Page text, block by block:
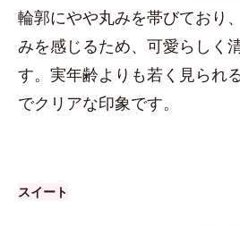
輪郭にやや丸みを帯びており
みを感じるため、可愛らしく
す。実年齢よりも若く見られ
でクリアな印象です。
スイート